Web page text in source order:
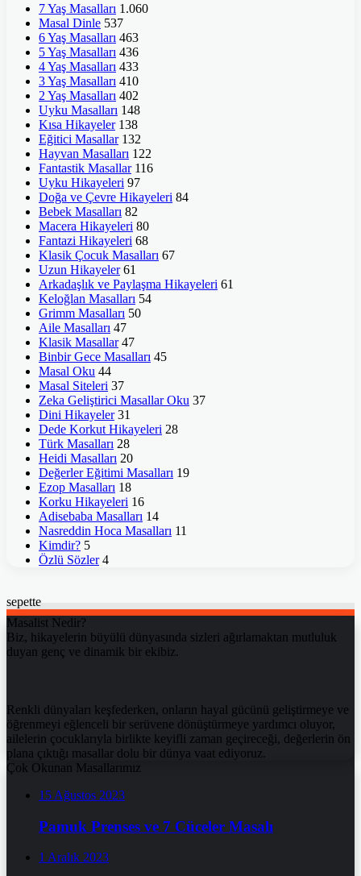
7 Yaş Masalları 1.060
Masal Dinle 537
6 Yaş Masalları 463
5 Yaş Masalları 436
4 Yaş Masalları 433
3 Yaş Masalları 410
2 Yaş Masalları 402
Uyku Masalları 148
Kısa Hikayeler 138
Eğitici Masallar 132
Hayvan Masalları 122
Fantastik Masallar 116
Uyku Hikayeleri 97
Doğa ve Çevre Hikayeleri 84
Bebek Masalları 82
Macera Hikayeleri 80
Fantazi Hikayeleri 68
Klasik Çocuk Masalları 67
Uzun Hikayeler 61
Arkadaşlık ve Paylaşma Hikayeleri 61
Keloğlan Masalları 54
Grimm Masalları 50
Aile Masalları 47
Klasik Masallar 47
Binbir Gece Masalları 45
Masal Oku 44
Masal Siteleri 37
Zeka Geliştirici Masallar Oku 37
Dini Hikayeler 31
Dede Korkut Hikayeleri 28
Türk Masalları 28
Heidi Masalları 20
Değerler Eğitimi Masalları 19
Ezop Masalları 18
Korku Hikayeleri 16
Adisebaba Masalları 14
Nasreddin Hoca Masalları 11
Kimdir? 5
Özlü Sözler 4
sepette
Masalist Nedir?
Biz, hikayelerin büyülü dünyasında sizleri ağırlamaktan mutluluk
duyan genç ve dinamik bir ekibiz.
Renkli dünyaları keşfederken, onların hayal gücünü geliştirmeye ve
öğrenmeyi eğlenceli bir serüvene dönüştürmeye yardımcı oluyor,
ailelerin çocuklarıyla birlikte keyifli zaman geçireceği, değerlerin ön
plana çıktığı masallar dolu bir dünya vaat ediyoruz.
Çok Okunan Masallarımız
15 Ağustos 2023
Pamuk Prenses ve 7 Cüceler Masalı
1 Aralık 2023